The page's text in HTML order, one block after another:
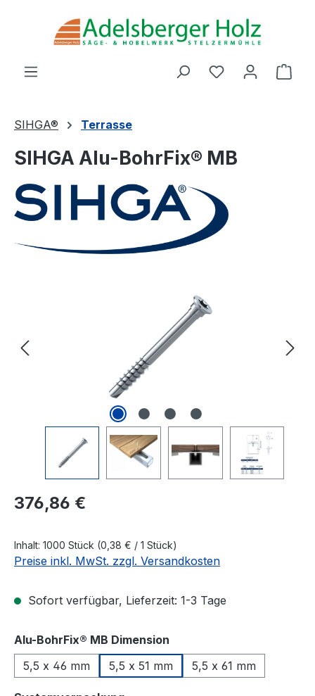
Zum Hauptinhalt springen
Du hast 0
SIHGA® Terrasse
SIHGA Alu-BohrFix® MB
Regulärer Preis:
376,86 €
Inhalt: 1000 Stück (0,38 € / 1 Stück)
Preise inkl. MwSt. zzgl. Versandkosten
Sofort verfügbar, Lieferzeit: 1-3 Tage
Alu-BohrFix® MB Dimension
5,5 x 46 mm
5,5 x 51 mm 5,5 x 61 mm